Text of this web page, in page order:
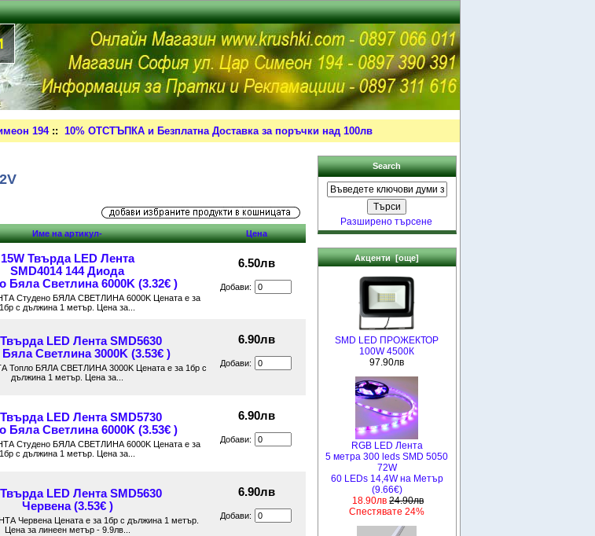
194:: 10% ОТСТЪПКА и Безплатна Доставка за поръчки над 100лв
Име на артикул- Цена
15W Твърда LED Лента
SMD4014 144 Диода
Бяла Светлина 6000K (3.32€ )
Студено БЯЛА СВЕТЛИНА 6000K Цената е за
1бр с дължина 1 метър. Цена за...
6.50лв
Добави:
LED Лента SMD5630
Светлина 3000K (3.53€ )
Топло БЯЛА СВЕТЛИНА 3000K Цената е за 1бр с
дължина 1 метър. Цена за...
6.90лв
Добави:
LED Лента SMD5730
Бяла Светлина 6000K (3.53€ )
Студено БЯЛА СВЕТЛИНА 6000K Цената е за
1бр с дължина 1 метър. Цена за...
6.90лв
Добави:
LED Лента SMD5630
Червена (3.53€ )
Червена Цената е за 1бр с дължина 1 метър.
Цена за линеен метър - 9.9лв...
6.90лв
Добави:
Search
Разширено търсене
Акценти [още]
SMD LED ПРОЖЕКТОР
100W 4500К
97.90лв
RGB LED Лента
5 метра 300 leds SMD 5050
72W
60 LEDs 14,4W на Метър
(9.66€)
18.90лв 24.90лв
Спестявате 24%